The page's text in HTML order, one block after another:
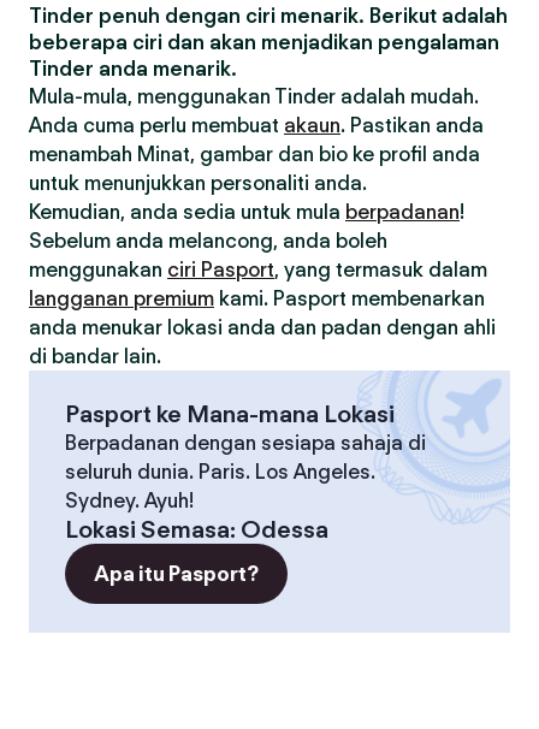
Tinder penuh dengan ciri menarik. Berikut adalah
beberapa ciri dan akan menjadikan pengalaman
Tinder anda menarik.
Mula-mula, menggunakan Tinder adalah mudah.
Anda cuma perlu membuat akaun. Pastikan anda
menambah Minat, gambar dan bio ke profil anda
untuk menunjukkan personaliti anda.
Kemudian, anda sedia untuk mula berpadanan!
Sebelum anda melancong, anda boleh
menggunakan ciri Pasport, yang termasuk dalam
langganan premium kami. Pasport membenarkan
anda menukar lokasi anda dan padan dengan ahli
di bandar lain.
Pasport ke Mana-mana Lokasi
Berpadanan dengan sesiapa sahaja di
seluruh dunia. Paris. Los Angeles.
Sydney. Ayuh!
Lokasi Semasa: Odessa
Apa itu Pasport?